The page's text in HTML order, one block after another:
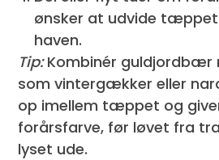
ønsker at udvide
haven.
Tip:Kombinér guldjordbær
som vintergækker eller
op imellem tæppet og
forårsfarve, før løvet fra
lyset ude.